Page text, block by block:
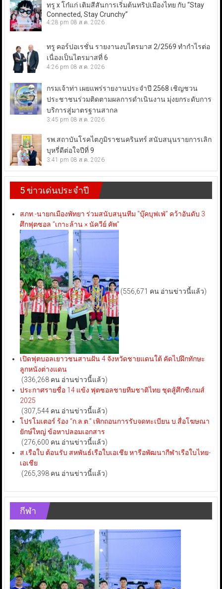
ทรู x โก๋แก่ เติมสีสันการเริ่มต้นทริปเมืองไทย กับ “Stay
Connected, Stay Crunchy”
4:28 pm 08 ส.ค. 2026
ทรู คอร์ปอเรชั่น รายงานงบไตรมาส 2/2569 ทำกำไรต่อ
เนื่องเป็นไตรมาสที่ 6
4:26 pm 08 ส.ค. 2026
กรมเจ้าท่า เผยแพร่รายงานประจำปี 2568 เชิญชวน
ประชาชนร่วมติดตามผลการดำเนินงาน มุ่งยกระดับการ
บริการสู่มาตรฐานสากล
3:45 pm 08 ส.ค. 2026
รพ.สถาบันโรคไตภูมิราชนครินทร์ สนับสนุนรายการเลิก
บุหรี่ดีต่อใจปีที่ 9
3:41 pm 08 ส.ค. 2026
5 ข่าวเด่นประจำปี
สภท.-นายกเมืองพัทยา ร่วมสนับสนุนทีม “บุ๊คบุฟเฟ่” คว้าอันดับ 3
ศึกฟุตซอล “เกาะล้าน × นัควีย์ คัพ”
(556,671 คน อ่านข่าวนี้แล้ว)
เปิดฟุตบอลเยาวชนสานฝัน 4 จังหวัดชายแดนใต้ คัดไปฝึกทักษะ
ลูกหนังต่างแดน
(336,268 คน อ่านข่าวนี้แล้ว)
ประกาศรายชื่อ 14 แข้ง ฟุตซอลชายทีมชาติไทย ชุดสู้ศึกซีเกมส์
2025
(307,544 คน อ่านข่าวนี้แล้ว)
โปรโมเตอร์ ร้อง “ก.ล.ต.” เพิกถอนการรับจดทะเบียน บ.สื่อโฆษณา
ยักษ์ใหญ่ ข้อหาปลอมเอกสาร
(276,600 คน อ่านข่าวนี้แล้ว)
ส.เรือใบ ต้อนรับ สหพันธ์เรือใบเอเชีย หารือพัฒนากีฬาเรือใบไทย-
เอเชีย
(265,398 คน อ่านข่าวนี้แล้ว)
กีฬา